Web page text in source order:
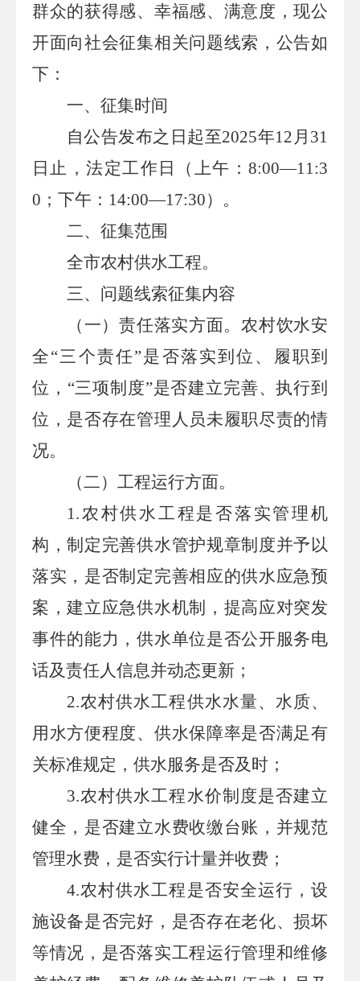
群众的获得感、幸福感、满意度，现公
开面向社会征集相关问题线索，公告如
下：
一、征集时间
自公告发布之日起至2025年12 月 31
日止，法定工作日（上午：8:00—11:3
0 ；下午： 14:00—17:30）。
二、征集范围
全市农村供水工程。
三、问题线索征集内容
（一）责任落实方面。农村饮水安
全“三个责任”是否落实到位 、履职到
位 ， “三项制度”是否建立完善、执行到
位 ，是否存在管理人员未履职尽责的情
况。
（二）工程运行方面。
1.农村供水工程是否落实管理机
构，制定完善供水管护规章制度并予以
落实，是否制定完善相应的供水应急预
案，建立应急供水机制，提高应对突发
事件的能力，供水单位是否公开服务电
话及责任人信息并动态更新；
2.农村供水工程供水水量、水质、
用水方便程度、供水保障率是否满足有
关标准规定，供水服务是否及时；
3.农村供水工程水价制度是否建立
健全，是否建立水费收缴台账，并规范
管理水费，是否实行计量并收费；
4.农村供水工程是否安全运行，设
施设备是否完好，是否存在老化、损坏
等情况，是否落实工程运行管理和维修